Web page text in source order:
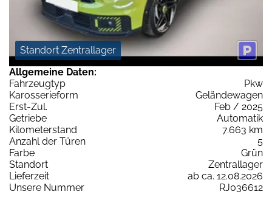
Standort Zentrallager
Allgemeine Daten:
Fahrzeugtyp
Pkw
Karosserieform
Geländewagen
Erst-Zul.
Feb / 2025
Getriebe
Automatik
Kilometerstand
7.663 km
Anzahl der Türen
5
Farbe
Grün
Standort
Zentrallager
Lieferzeit
ab ca. 12.08.2026
Unsere Nummer
RJ036612